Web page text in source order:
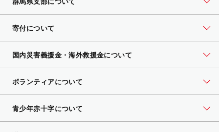
寄付について
国内災害義援金・海外救援金について
ボランティアについて
青少年赤十字について